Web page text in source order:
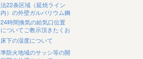
法22条区域（延焼ライン
内）の外壁ガルバリウム鋼
板の下地について
24時間換気の給気口位置
についてご教示頂きたくお
願い致します。
床下の湿度について
準防火地域のサッシ等の開